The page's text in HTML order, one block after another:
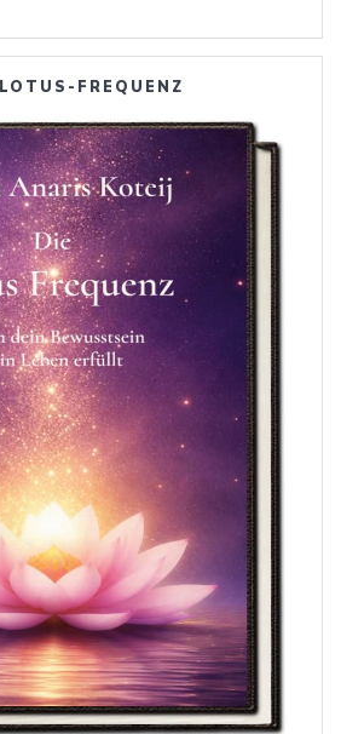
FREQUENZ